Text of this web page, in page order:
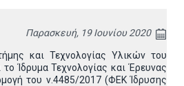
Παρασκευή, 19 Ιουνίου 2020
και Τεχνολογίας Υλικών του
Ίδρυμα Τεχνολογίας και Έρευνας
του ν.4485/2017 (ΦΕΚ Ίδρυσης